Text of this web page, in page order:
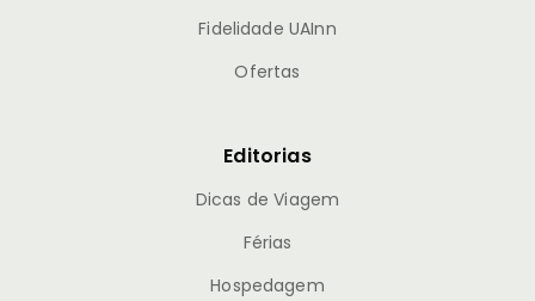
Fidelidade UAInn
Ofertas
Editorias
Dicas de Viagem
Férias
Hospedagem